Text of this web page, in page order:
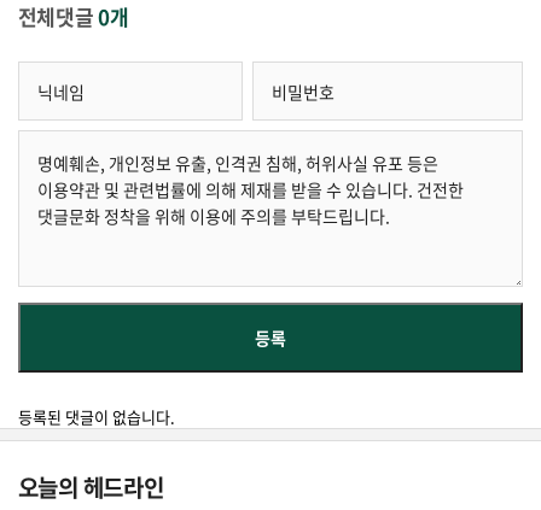
전체댓글0개
등록된 댓글이 없습니다.
오늘의 헤드라인